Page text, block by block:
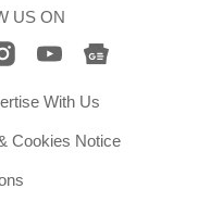
US ON
With Us
Cookies Notice